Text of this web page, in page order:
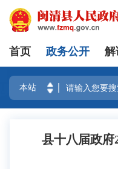
首页 政务公开 解
县十八届政府